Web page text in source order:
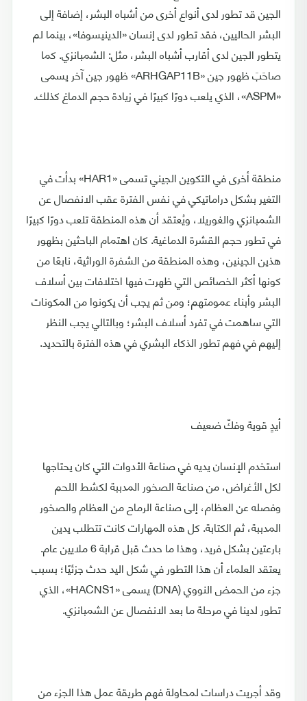
الجين قد تطور لدى أنواع أخرى من أشباه البشر، إضافة إلى
البشر الحاليين، فقد تطور لدى إنسان «الدينيسوفا»، بينما لم
يتطور الجين لدى أقارب أشباه البشر، مثل: الشمبانزي. كما
صاحَبَ ظهور جين «ARHGAP11B» ظهور جين آخر يسمى
«ASPM»، الذي يلعب دورًا كبيرًا في زيادة حجم الدماغ كذلك.
منطقة أخرى في التكوين الجيني تسمى «HAR1» بدأت في
التغير بشكل دراماتيكي في نفس الفترة عقب الانفصال عن
الشمبانزي والغوريلا، ويُعتقد أن هذه المنطقة تلعب دورًا كبيرًا
في تطور حجم القشرة الدماغية. كان اهتمام الباحثين بظهور
هذين الجينين، وهذه المنطقة من الشفرة الوراثية، نابعًا من
كونها أكثر الخصائص التي ظهرت فيها اختلافات بين أسلاف
البشر وأبناء عمومتهم؛ ومن ثم يجب أن يكونوا من المكونات
التي ساهمت في تفرد أسلاف البشر؛ وبالتالي يجب النظر
إليهم في فهم تطور الذكاء البشري في هذه الفترة بالتحديد.
أيدٍ قوية وفكّ ضعيف
استخدم الإنسان يديه في صناعة الأدوات التي كان يحتاجها
لكل الأغراض، من صناعة الصخور المدببة لكشط اللحم
وفصله عن العظام، إلى صناعة الرماح من العظام والصخور
المدببة، ثم الكتابة. كل هذه المهارات كانت تتطلب يدين
بارعتين بشكل فريد، وهذا ما حدث قبل قرابة 6 ملايين عام.
يعتقد العلماء أن هذا التطور في شكل اليد حدث جزئيًا؛ بسبب
جزء من الحمض النووي (DNA) يسمى «HACNS1»، الذي
تطور لدينا في مرحلة ما بعد الانفصال عن الشمبانزي.
وقد أجريت دراسات لمحاولة فهم طريقة عمل هذا الجزء من